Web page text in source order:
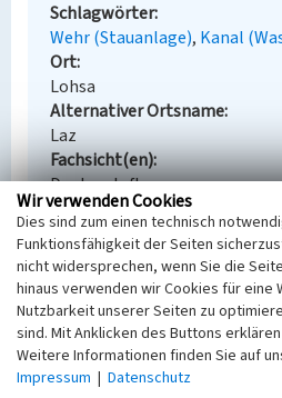
Schlagwörter
Wehr (Stauanlage) Kanal
Ort
Lohsa
Alternativer Ortsname
Laz
Fachsicht(en)
Denkmalpflege
Erfassungsmaßstab
i.d.R. 1:5.000 (größer als
Erfassungsmethode
Übernahme aus externer
Empfohlene Zitierweise
Wir verwenden Cookies
Dies sind zum einen technisch
Funktionsfähigkeit der Seiten
nicht widersprechen, wenn Sie die
hinaus verwenden wir Cookies für eine
Nutzbarkeit unserer Seiten zu
sind. Mit Anklicken des Buttons
Weitere Informationen finden Sie auf
Impressum | Datenschutz